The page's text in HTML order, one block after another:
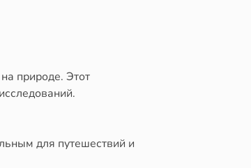
природе. Этот
для путешествий и